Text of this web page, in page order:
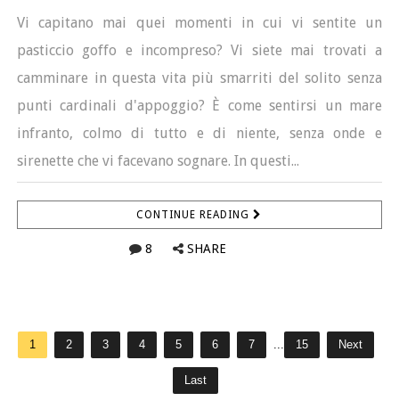
Vi capitano mai quei momenti in cui vi sentite un
pasticcio goffo e incompreso? Vi siete mai trovati a
camminare in questa vita più smarriti del solito senza
punti cardinali d'appoggio? È come sentirsi un mare
infranto, colmo di tutto e di niente, senza onde e
sirenette che vi facevano sognare. In questi...
CONTINUE READING
8 SHARE
1 2 3 4 5 6 7 15 Next
Last